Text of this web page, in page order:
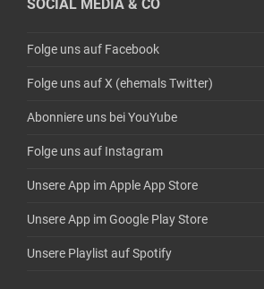
SOCIAL MEDIA & CO
Folge uns auf Facebook
Folge uns auf X (ehemals Twitter)
Abonniere uns bei YouYube
Folge uns auf Instagram
Unsere App im Apple App Store
Unsere App im Google Play Store
Unsere Playlist auf Spotify